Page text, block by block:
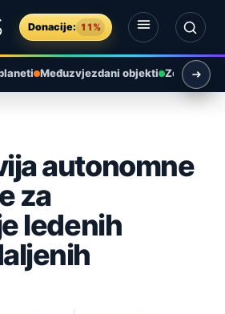
Donacije: 11%
Međuzvjezdani objekti Zemlja i
autonomne
za
ledenih